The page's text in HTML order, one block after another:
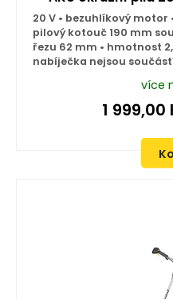
20 V • bezuhlíkový motor
pilový kotouč 190 mm
řezu 62 mm • hmotnost
nabíječka nejsou
více
1 999,00